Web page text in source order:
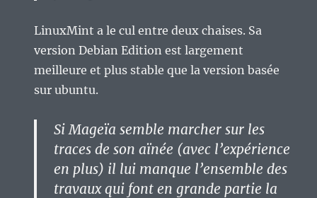
LinuxMint a le cul entre deux chaises. Sa
version Debian Edition est largement
meilleure et plus stable que la version basée
sur ubuntu.
Si Mageïa semble marcher sur les
traces de son aïnée (avec l’expérience
en plus) il lui manque l’ensemble des
travaux qui font en grande partie la